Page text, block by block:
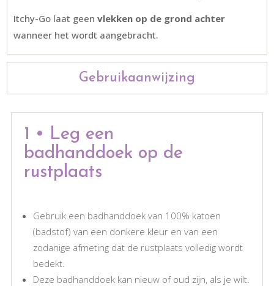
Itchy-Go laat geenvlekken op de grond achter
wanneer het wordt aangebracht.
Gebruikaanwijzing
1 • Leg een
badhanddoek op de
rustplaats
Gebruik een badhanddoek van 100% katoen
(badstof) van een donkere kleur en van een
zodanige afmeting dat de rustplaats volledig wordt
bedekt.
Deze badhanddoek kan nieuw of oud zijn, als je wilt.